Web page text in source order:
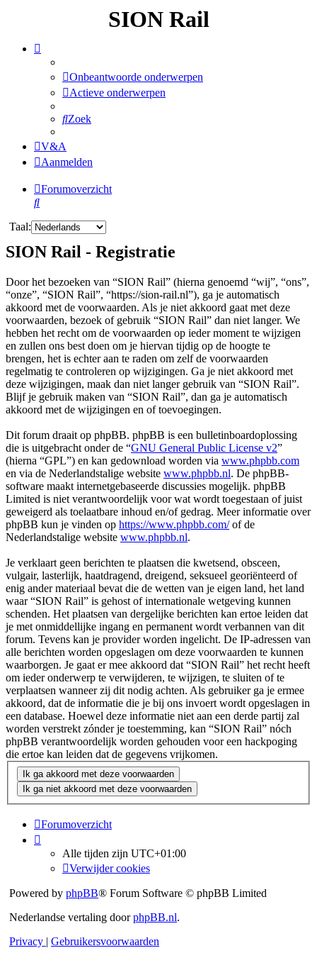
SION Rail
Onbeantwoorde onderwerpen
Actieve onderwerpen
Zoek
V&A
Aanmelden
Forumoverzicht
Zoek
Taal:
SION Rail - Registratie
Door het bezoeken van “SION Rail” (hierna genoemd “wij”, “ons”,
“onze”, “SION Rail”, “https://sion-rail.nl”), ga je automatisch
akkoord met de voorwaarden. Als je niet akkoord gaat met deze
voorwaarden, bezoek of gebruik “SION Rail” dan niet langer. We
hebben het recht om de voorwaarden op ieder moment te wijzigen
en zullen ons best doen om je hiervan tijdig op de hoogte te
brengen, het is echter aan te raden om zelf de voorwaarden
regelmatig te controleren op wijzigingen. Ga je niet akkoord met
deze wijzigingen, maak dan niet langer gebruik van “SION Rail”.
Blijf je gebruik maken van “SION Rail”, dan ga je automatisch
akkoord met de wijzigingen en of toevoegingen.
Dit forum draait op phpBB. phpBB is een bulletinboardoplossing
die is uitgebracht onder de “GNU General Public License v2”
(hierna “GPL”) en kan gedownload worden via www.phpbb.com
en via de Nederlandstalige website www.phpbb.nl. De phpBB-
software maakt internetgebaseerde discussies mogelijk. phpBB
Limited is niet verantwoordelijk voor wat wordt toegestaan of juist
geweigerd als toelaatbare inhoud en/of gedrag. Meer informatie over
phpBB kun je vinden op https://www.phpbb.com/of de
Nederlandstalige website www.phpbb.nl.
Je verklaart geen berichten te plaatsen die kwetsend, obsceen,
vulgair, lasterlijk, haatdragend, dreigend, seksueel georiënteerd of
enig ander materiaal bevat die de wetten van je eigen land, het land
waar “SION Rail” is gehost of internationale wetgeving kunnen
schenden. Het plaatsen van dergelijke berichten kan ertoe leiden dat
je met onmiddellijke ingang en permanent wordt verbannen van dit
forum. Tevens kan je provider worden ingelicht. De IP-adressen van
alle berichten worden opgeslagen om deze voorwaarden te kunnen
waarborgen. Je gaat er mee akkoord dat “SION Rail” het recht heeft
om ieder onderwerp te verwijderen, te wijzigen, te sluiten of te
verplaatsen wanneer zij dit nodig achten. Als gebruiker ga je ermee
akkoord, dat de informatie die je bij ons invoert wordt opgeslagen in
een database. Hoewel deze informatie niet aan een derde partij zal
worden verstrekt zónder je toestemming, kan “SION Rail” nóch
phpBB verantwoordelijk worden gehouden voor een hackpoging
die ertoe kan leiden dat de gegevens vrijkomen.
Forumoverzicht
Alle tijden zijn UTC+01:00
Verwijder cookies
Powered by phpBB® Forum Software © phpBB Limited
Nederlandse vertaling doorphpBB.nl.
Privacy | Gebruikersvoorwaarden